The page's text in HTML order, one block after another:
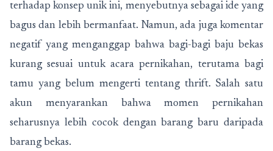
terhadap konsep unik ini, menyebutnya sebagai ide yang
bagus dan lebih bermanfaat. Namun, ada juga komentar
negatif yang menganggap bahwa bagi-bagi baju bekas
kurang sesuai untuk acara pernikahan, terutama bagi
tamu yang belum mengerti tentang thrift. Salah satu
akun menyarankan bahwa momen pernikahan
seharusnya lebih cocok dengan barang baru daripada
barang bekas.